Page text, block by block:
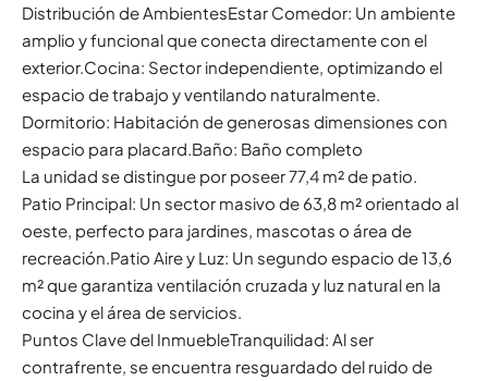
Distribución de AmbientesEstar Comedor: Un ambiente
amplio y funcional que conecta directamente con el
exterior.Cocina: Sector independiente, optimizando el
espacio de trabajo y ventilando naturalmente.
Dormitorio: Habitación de generosas dimensiones con
espacio para placard.Baño: Baño completo
La unidad se distingue por poseer 77,4 m² de patio.
Patio Principal: Un sector masivo de 63,8 m² orientado al
oeste, perfecto para jardines, mascotas o área de
recreación.Patio Aire y Luz: Un segundo espacio de 13,6
m² que garantiza ventilación cruzada y luz natural en la
cocina y el área de servicios.
Puntos Clave del InmuebleTranquilidad: Al ser
contrafrente, se encuentra resguardado del ruido de